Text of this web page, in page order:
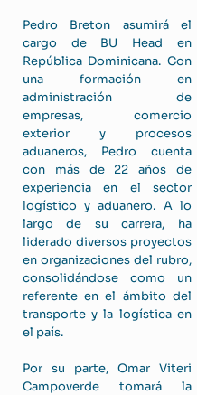
Pedro Breton asumirá el
cargo de BU Head en
República Dominicana. Con
una formación en
administración de
empresas, comercio
exterior y procesos
aduaneros, Pedro cuenta
con más de 22 años de
experiencia en el sector
logístico y aduanero. A lo
largo de su carrera, ha
liderado diversos proyectos
en organizaciones del rubro,
consolidándose como un
referente en el ámbito del
transporte y la logística en
el país.
Por su parte, Omar Viteri
Campoverde tomará la